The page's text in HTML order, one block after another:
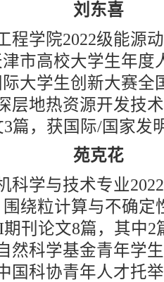
刘东喜
学院2022级能源动
市高校大学生年度
大学生创新大赛全
层地热资源开发技
篇，获国际/国家发
苑克花
学与技术专业2022
绕粒计算与不确定
刊论文8篇，其中2
然科学基金青年学
国科协青年人才托